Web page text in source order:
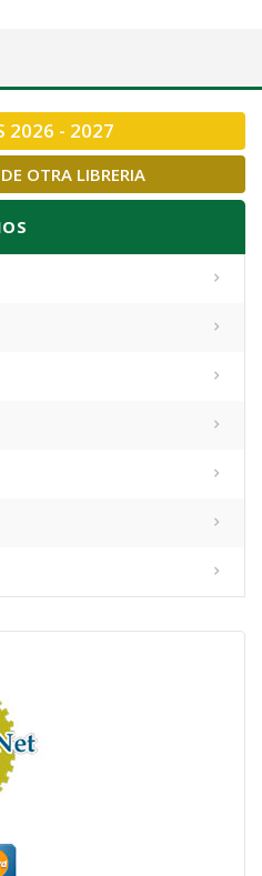
2026 - 2027
OTRA LIBRERIA